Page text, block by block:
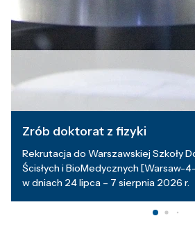
Zrób doktorat z fizyki
Rekrutacja do Warszawskiej Szkoły
Ścisłych i BioMedycznych [Warsaw-
w dniach 24 lipca – 7 sierpnia 2026 r.